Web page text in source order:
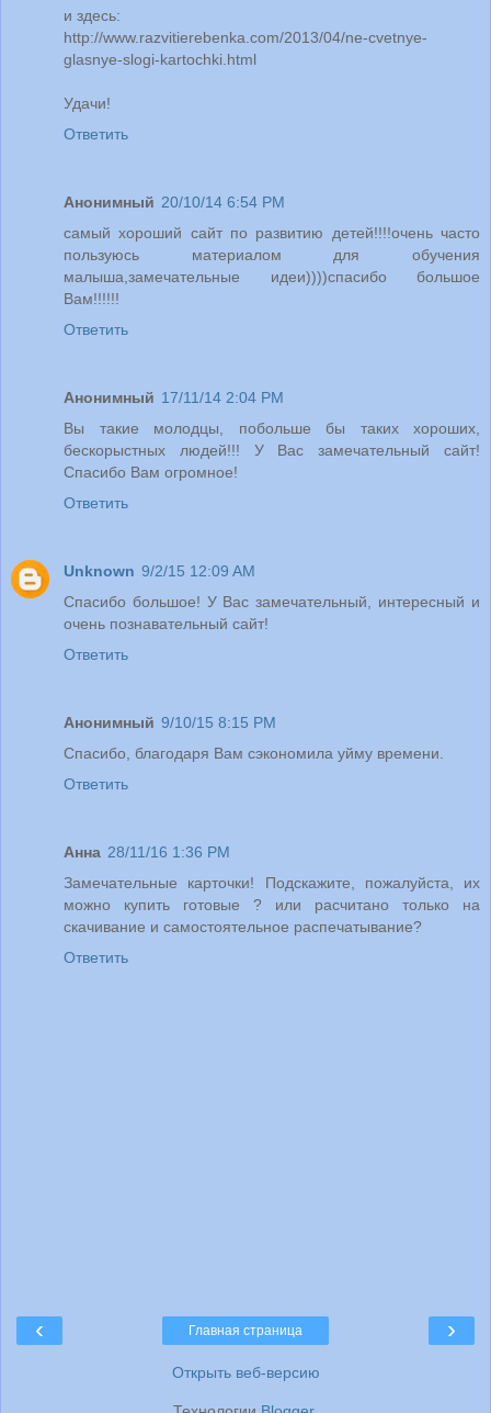
и здесь:
http://www.razvitierebenka.com/2013/04/ne-cvetnye-
glasnye-slogi-kartochki.html
Удачи!
Ответить
Анонимный 20/10/14 6:54 PM
самый хороший сайт по развитию детей!!!!очень часто
пользуюсь материалом для обучения
малыша,замечательные идеи))))спасибо большое
Вам!!!!!!
Ответить
Анонимный 17/11/14 2:04 PM
Вы такие молодцы, побольше бы таких хороших,
бескорыстных людей!!! У Вас замечательный сайт!
Спасибо Вам огромное!
Ответить
Unknown 9/2/15 12:09 AM
Спасибо большое! У Вас замечательный, интересный и
очень познавательный сайт!
Ответить
Анонимный 9/10/15 8:15 PM
Спасибо, благодаря Вам сэкономила уйму времени.
Ответить
Анна 28/11/16 1:36 PM
Замечательные карточки! Подскажите, пожалуйста, их
можно купить готовые ? или расчитано только на
скачивание и самостоятельное распечатывание?
Ответить
‹ ›
Главная страница
Открыть веб-версию